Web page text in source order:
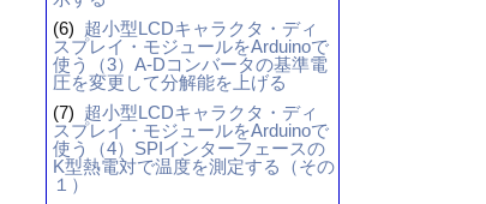
(6) 超小型LCDキャラクタ・ディ
スプレイ・モジュールをArduinoで
使う（3）A-Dコンバータの基準電
圧を変更して分解能を上げる
(7) 超小型LCDキャラクタ・ディ
スプレイ・モジュールをArduinoで
使う（4）SPIインターフェースの
K型熱電対で温度を測定する（その
１）